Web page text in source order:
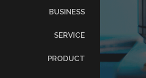
BUSINESS
SERVICE
PRODUCT